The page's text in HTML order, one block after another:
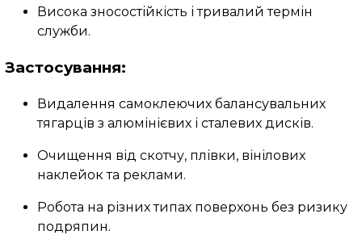
Висока зносостійкість і тривалий термін
служби.
Застосування:
Видалення самоклеючих балансувальних
тягарців з алюмінієвих і сталевих дисків.
Очищення від скотчу, плівки, вінілових
наклейок та реклами.
Робота на різних типах поверхонь без ризику
подряпин.